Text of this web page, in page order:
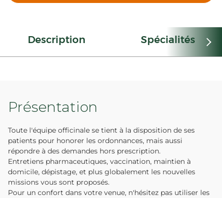
Description Spécialités
Présentation
Toute l'équipe officinale se tient à la disposition de ses
patients pour honorer les ordonnances, mais aussi
répondre à des demandes hors prescription.
Entretiens pharmaceutiques, vaccination, maintien à
domicile, dépistage, et plus globalement les nouvelles
missions vous sont proposés.
Pour un confort dans votre venue, n'hésitez pas utiliser les